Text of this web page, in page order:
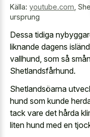
Källa: youtube.com,
ursprung
Dessa tidiga
liknande dagens
vallhund, som så
Shetlandsfårhund.
Shetlandsöarna
hund som kunde
tack vare det hårda
liten hund med en